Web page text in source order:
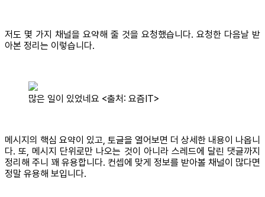
저도 몇 가지 채널을 요약해 줄 것을 요청했습니다. 요청한 다음날 받
아본 정리는 이렇습니다.
많은 일이 있었네요 <출처: 요즘IT>
메시지의 핵심 요약이 있고, 토글을 열어보면 더 상세한 내용이 나옵니
다. 또, 메시지 단위로만 나오는 것이 아니라 스레드에 달린 댓글까지
정리해 주니 꽤 유용합니다. 컨셉에 맞게 정보를 받아볼 채널이 많다면
정말 유용해 보입니다.